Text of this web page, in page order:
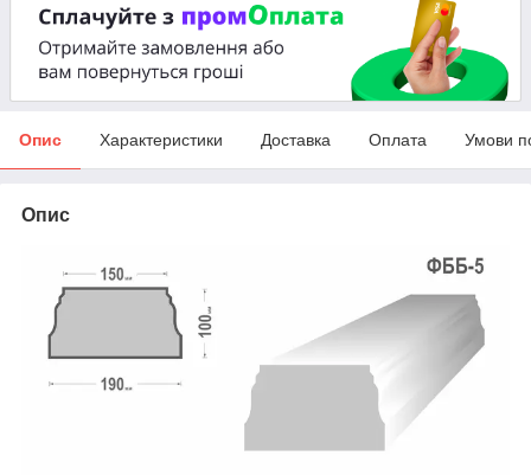
Опис Характеристики Доставка Оплата Умови
Опис